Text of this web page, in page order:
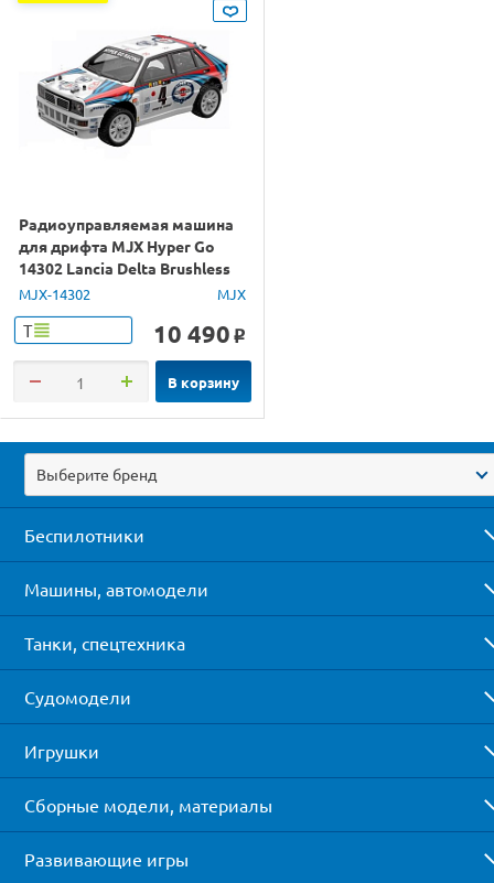
Радиоуправляемая машина
для дрифта MJX Hyper Go
14302 Lancia Delta Brushless
4WD 2.4G LED 1/14 RTR
MJX-14302 MJX
Т 10 490 o
В корзину
Выберите бренд
Беспилотники
Машины, автомодели
Танки, спецтехника
Судомодели
Игрушки
Сборные модели, материалы
Развивающие игры